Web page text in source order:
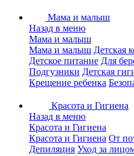
Мама и малыш
Назад в меню
Мама и малыш
Мама и малыш Детская
Детское питание Для
Подгузники Детская
Крещение ребенка
Красота и Гигиена
Назад в меню
Красота и Гигиена
Красота и Гигиена От
Депиляция Уход за